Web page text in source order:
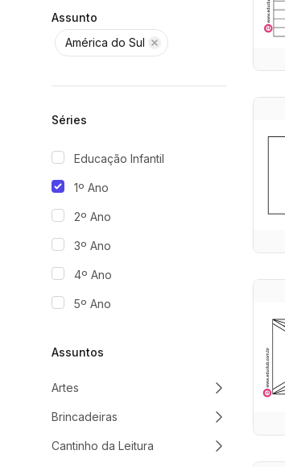
Assunto
América do Sul
Séries
Educação Infantil
1º Ano
2º Ano
3º Ano
4º Ano
5º Ano
Assuntos
Artes
Brincadeiras
Cantinho da Leitura